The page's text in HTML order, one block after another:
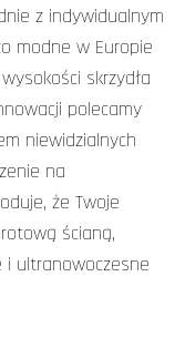
z indywidualnym
modne w Europie
skrzydła
polecamy
niewidzialnych
na
że Twoje
ścianą,
i ultranowoczesne